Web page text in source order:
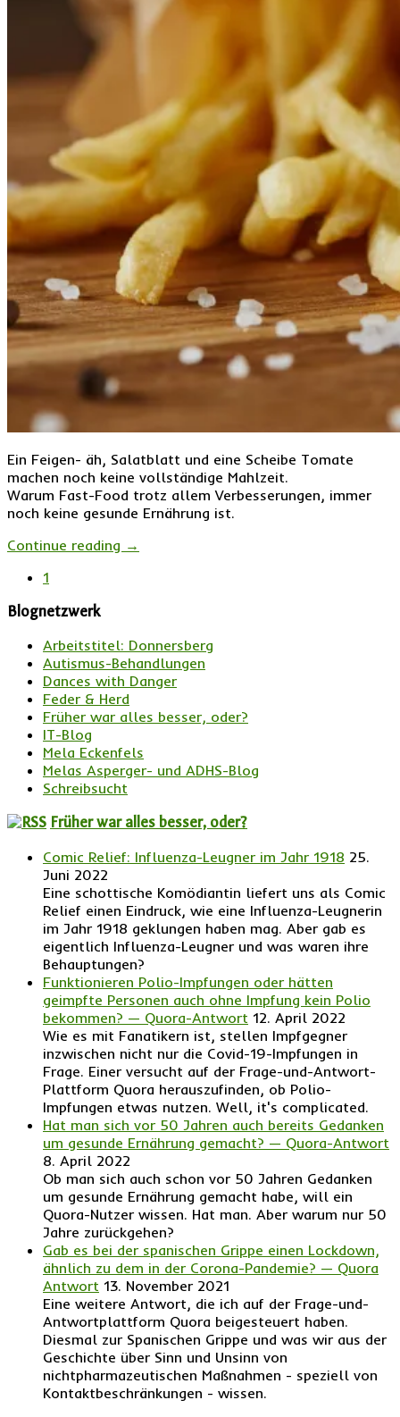
Ein Feigen- äh, Salatblatt und eine Scheibe Tomate
machen noch keine vollständige Mahlzeit.
Warum Fast-Food trotz allem Verbesserungen, immer
noch keine gesunde Ernährung ist.
Continue reading →
1
Blognetzwerk
Arbeitstitel: Donnersberg
Autismus-Behandlungen
Dances with Danger
Feder & Herd
Früher war alles besser, oder?
IT-Blog
Mela Eckenfels
Melas Asperger- und ADHS-Blog
Schreibsucht
Früher war alles besser, oder?
Comic Relief: Influenza-Leugner im Jahr 1918 25.
Juni 2022
Eine schottische Komödiantin liefert uns als Comic
Relief einen Eindruck, wie eine Influenza-Leugnerin
im Jahr 1918 geklungen haben mag. Aber gab es
eigentlich Influenza-Leugner und was waren ihre
Behauptungen?
Funktionieren Polio-Impfungen oder hätten
geimpfte Personen auch ohne Impfung kein Polio
bekommen? — Quora-Antwort 12. April 2022
Wie es mit Fanatikern ist, stellen Impfgegner
inzwischen nicht nur die Covid-19-Impfungen in
Frage. Einer versucht auf der Frage-und-Antwort-
Plattform Quora herauszufinden, ob Polio-
Impfungen etwas nutzen. Well, it's complicated.
Hat man sich vor 50 Jahren auch bereits Gedanken
um gesunde Ernährung gemacht? — Quora-Antwort
8. April 2022
Ob man sich auch schon vor 50 Jahren Gedanken
um gesunde Ernährung gemacht habe, will ein
Quora-Nutzer wissen. Hat man. Aber warum nur 50
Jahre zurückgehen?
Gab es bei der spanischen Grippe einen Lockdown,
ähnlich zu dem in der Corona-Pandemie? — Quora
Antwort 13. November 2021
Eine weitere Antwort, die ich auf der Frage-und-
Antwortplattform Quora beigesteuert haben.
Diesmal zur Spanischen Grippe und was wir aus der
Geschichte über Sinn und Unsinn von
nichtpharmazeutischen Maßnahmen - speziell von
Kontaktbeschränkungen - wissen.